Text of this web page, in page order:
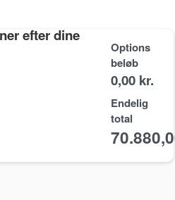
efter dine
Options
beløb
0,00 kr.
Endelig
total